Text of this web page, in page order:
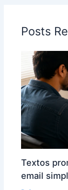
Posts
Textos
email